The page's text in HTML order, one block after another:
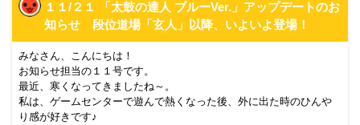
１１/２１ 「太鼓の達人 ブルーVer.」アップデートのお
知らせ 段位道場「玄人」以降、いよいよ登場！
みなさん、こんにちは！
お知らせ担当の１１号です。
最近、寒くなってきましたね～。
私は、ゲームセンターで遊んで熱くなった後、外に出た時のひんや
り感が好きです♪